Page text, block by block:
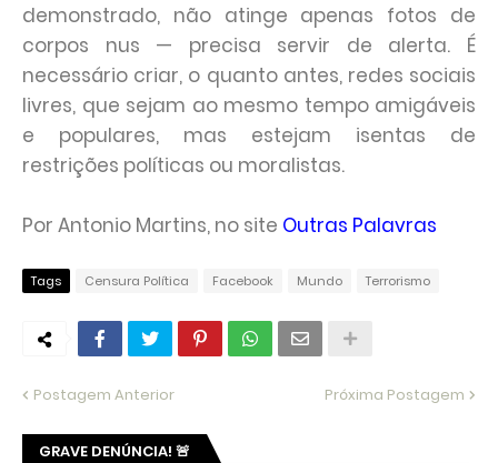
demonstrado, não atinge apenas fotos de
corpos nus — precisa servir de alerta. É
necessário criar, o quanto antes, redes sociais
livres, que sejam ao mesmo tempo amigáveis
e populares, mas estejam isentas de
restrições políticas ou moralistas.
Por Antonio Martins, no site Outras Palavras
Tags Censura Política Facebook Mundo Terrorismo
Postagem Anterior Próxima Postagem
GRAVE DENÚNCIA! 🚨